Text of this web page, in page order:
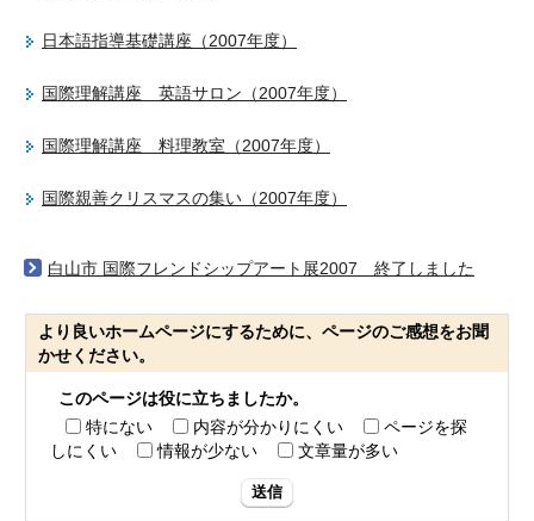
日本語指導基礎講座（2007年度）
国際理解講座 英語サロン（2007年度）
国際理解講座 料理教室（2007年度）
国際親善クリスマスの集い（2007年度）
白山市 国際フレンドシップアート展2007 終了しました
より良いホームページにするために、ページのご感想をお聞
かせください。
このページは役に立ちましたか。
特にない
内容が分かりにくい
ページを探
しにくい
情報が少ない 文章量が多い
送信